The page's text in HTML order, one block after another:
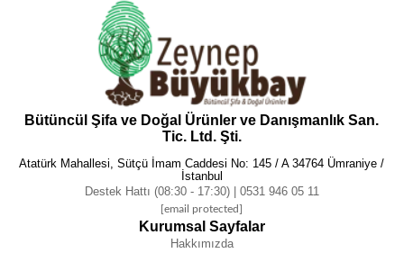
Bütüncül Şifa ve Doğal Ürünler ve Danışmanlık San.
Tic. Ltd. Şti.
Atatürk Mahallesi, Sütçü İmam Caddesi No: 145 / A 34764 Ümraniye /
İstanbul
Destek Hattı (08:30 - 17:30) | 0531 946 05 11
[email protected]
Kurumsal Sayfalar
Hakkımızda